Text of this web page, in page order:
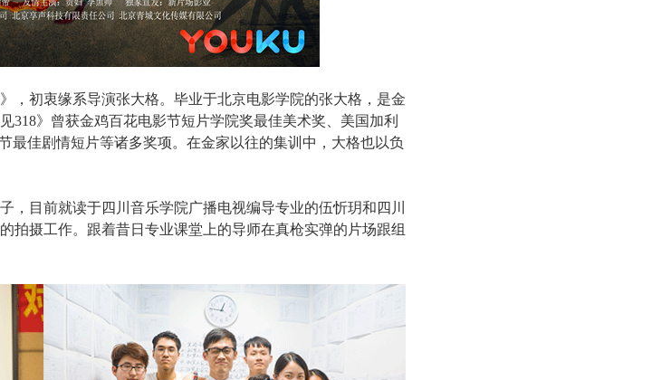
，初衷缘系导演张大格。毕业于北京电影学院的张大格，是金
318》曾获金鸡百花电影节短片学院奖最佳美术奖、美国加利
佳剧情短片等诸多奖项。在金家以往的集训中，大格也以负
，目前就读于四川音乐学院广播电视编导专业的伍忻玥和四川
拍摄工作。跟着昔日专业课堂上的导师在真枪实弹的片场跟组